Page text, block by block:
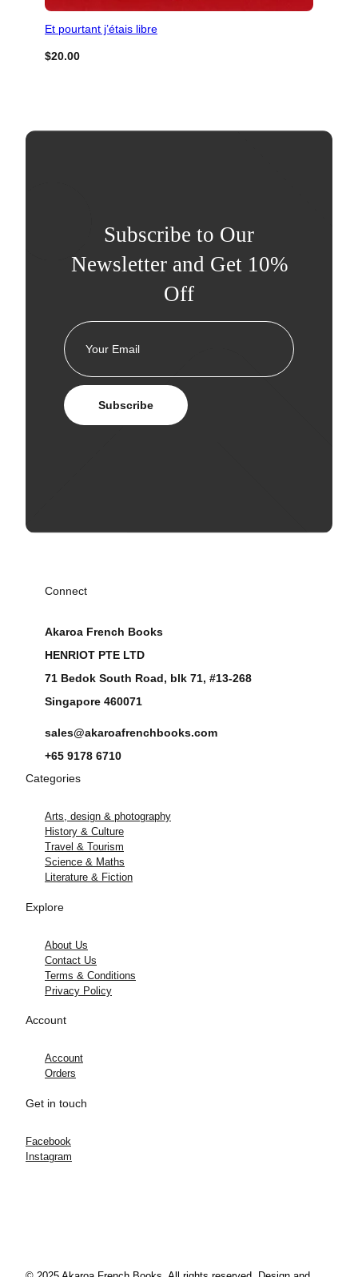
Et pourtant j’étais libre
$20.00
Subscribe to Our
Newsletter and Get 10%
Off
Subscribe
Connect
Akaroa French Books
HENRIOT PTE LTD
71 Bedok South Road, blk 71, #13-268
Singapore 460071
sales@akaroafrenchbooks.com
+65 9178 6710
Categories
Arts, design & photography
History & Culture
Travel & Tourism
Science & Maths
Literature & Fiction
Explore
About Us
Contact Us
Terms & Conditions
Privacy Policy
Account
Account
Orders
Get in touch
Facebook
Instagram